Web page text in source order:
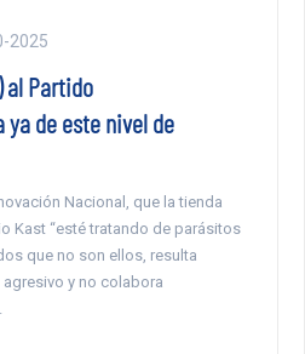
2025
al Partido
ya de este nivel de
Nacional, que la tienda
Kast “esté tratando de parásitos
que no son ellos, resulta
y no colabora